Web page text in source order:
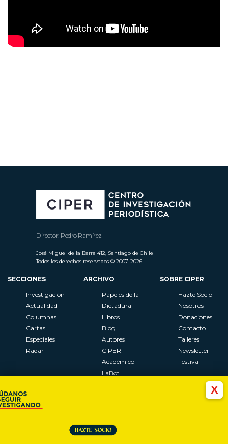
X
Director: Pedro Ramírez
José Miguel de la Barra 412, Santiago de Chile
Todos los derechos reservados © 2007-2026
SECCIONES
Investigación
Actualidad
Columnas
Cartas
Especiales
Radar
ARCHIVO
Papeles de la
Dictadura
Libros
Blog
Autores
CIPER
Académico
LaBot
SOBRE CIPER
Hazte Socio
Nosotros
Donaciones
Contacto
Talleres
Newsletter
Festival